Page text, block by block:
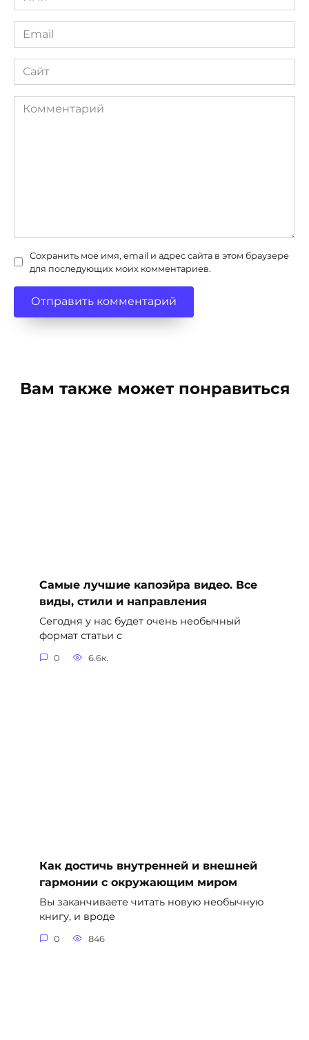
*
Email
*
Сайт
Комментарий
Сохранить моё имя, email и адрес сайта в этом браузере
для последующих моих комментариев.
Вам также может понравиться
Самые лучшие капоэйра видео. Все
виды, стили и направления
Сегодня у нас будет очень необычный
формат статьи с
0 6.6к.
Как достичь внутренней и внешней
гармонии с окружающим миром
Вы заканчиваете читать новую необычную
книгу, и вроде
0 846